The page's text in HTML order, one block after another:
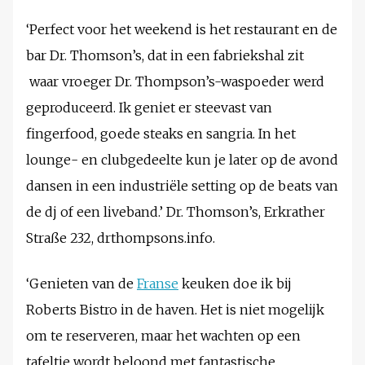
‘Perfect voor het weekend is het restaurant en de
bar Dr. Thomson’s, dat in een fabriekshal zit
waar vroeger Dr. Thompson’s-waspoeder werd
geproduceerd. Ik geniet er steevast van
fingerfood, goede steaks en sangria. In het
lounge- en clubgedeelte kun je later op de avond
dansen in een industriële setting op de beats van
de dj of een liveband.’ Dr. Thomson’s, Erkrather
Straße 232, drthompsons.info.
‘Genieten van de Franse keuken doe ik bij
Roberts Bistro in de haven. Het is niet mogelijk
om te reserveren, maar het wachten op een